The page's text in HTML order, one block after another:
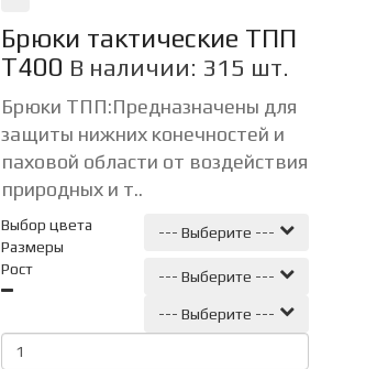
Брюки тактические ТПП
Т400 В наличии: 315 шт.
Брюки ТПП:Предназначены для
защиты нижних конечностей и
паховой области от воздействия
природных и т..
Выбор цвета
--- Выберите ---
Размеры
--- Выберите ---
Рост
--- Выберите ---